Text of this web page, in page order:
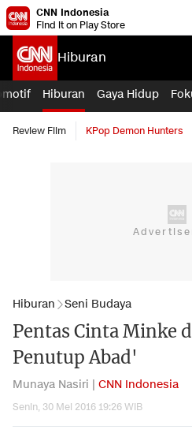
CNN Indonesia
Find it on Play Store
Hiburan
Hiburan Gaya Hidup
Review Film KPop Demon Hunters
Hiburan Seni Budaya
Pentas Cinta Minke
Penutup Abad'
Munaya Nasiri | CNN Indonesia
Senin, 30 Mei 2016 19:26 WIB